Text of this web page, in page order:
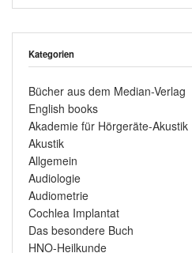
Kategorien
Bücher aus dem Median-Verlag
English books
Akademie für Hörgeräte-Akustik
Akustik
Allgemein
Audiologie
Audiometrie
Cochlea Implantat
Das besondere Buch
HNO-Heilkunde